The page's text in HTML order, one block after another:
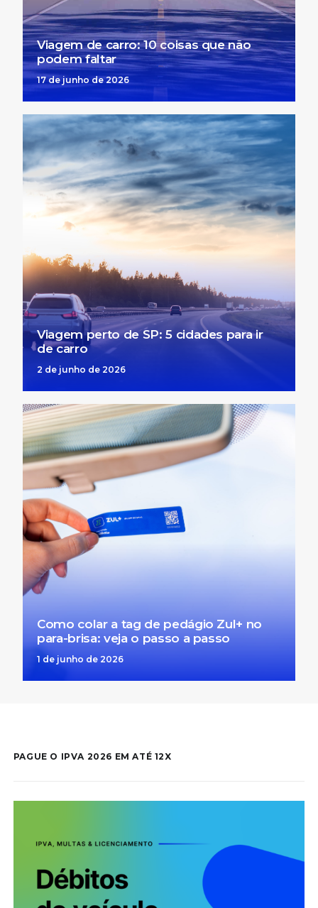
Viagem de carro: 10 coisas que não
podem faltar
17 de junho de 2026
Viagem perto de SP: 5 cidades para ir
de carro
2 de junho de 2026
Como colar a tag de pedágio Zul+ no
para-brisa: veja o passo a passo
1 de junho de 2026
PAGUE O IPVA 2026 EM ATÉ 12X